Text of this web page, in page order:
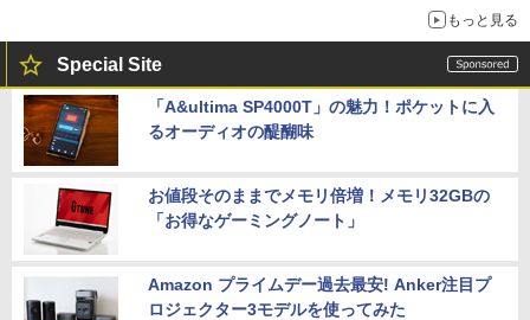
もっと見る
Special Site
「A&ultima SP4000T」の魅力！ポケットに入
るオーディオの醍醐味
お値段そのままでメモリ倍増！メモリ32GBの
「お得なゲーミングノート」
Amazon プライムデー過去最安! Anker注目プ
ロジェクター3モデルを使ってみた